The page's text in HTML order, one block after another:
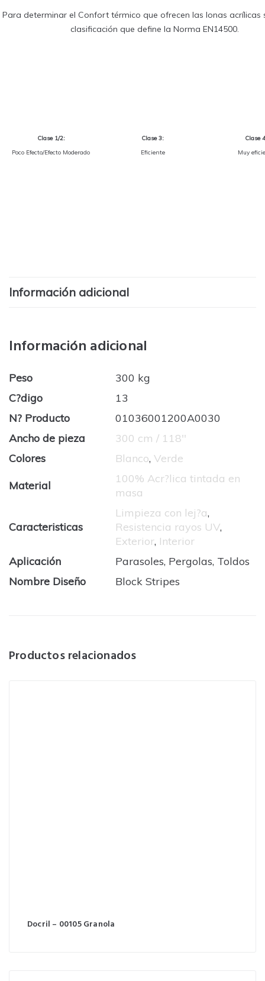
Para determinar el Confort térmico que ofrecen las lonas acrílicas
clasificación que define la Norma EN14500.
Clase 1/2:
Poco Efecto/Efecto Moderado
Clase 3:
Eficiente
Clase
Muy
Información adicional
Información adicional
Peso
300 kg
C?digo
13
N? Producto
01036001200A0030
Ancho de pieza
300 cm / 118''
Colores
Blanco, Verde
Material
100% Acr?lica tintada en
masa
Caracteristicas
Limpieza con lej?a,
Resistencia rayos UV,
Exterior, Interior
Aplicación
Parasoles, Pergolas, Toldos
Nombre Diseño
Block Stripes
Productos relacionados
Docril – 00105 Granola